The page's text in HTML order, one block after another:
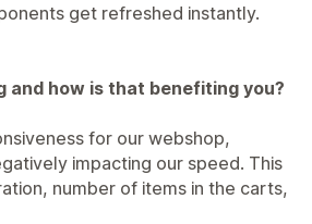
get refreshed instantly.
and how is that benefiting you?
for our webshop,
impacting our speed. This
number of items in the carts,